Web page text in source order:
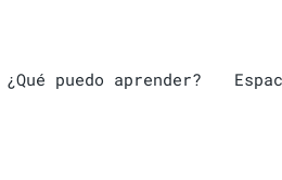
¿Qué puedo aprender?